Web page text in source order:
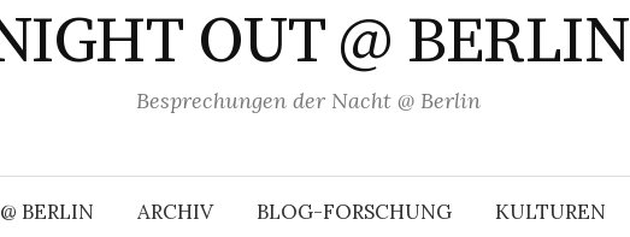
OUT @ BERLIN
Besprechungen der Nacht @ Berlin
BERLIN ARCHIV BLOG-FORSCHUNG KULTUREN